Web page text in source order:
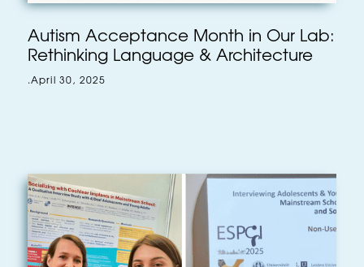
Autism Acceptance Month in Our Lab:
Rethinking Language & Architecture
.April 30, 2025